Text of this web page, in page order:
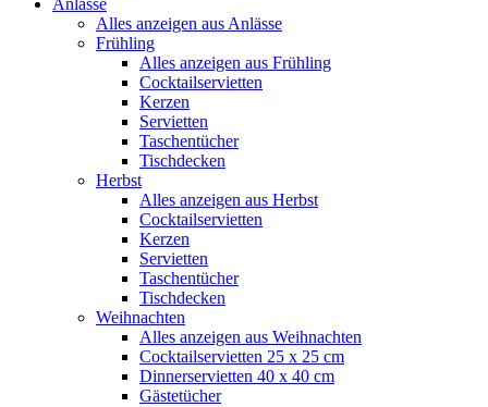
Anlässe
Alles anzeigen aus Anlässe
Frühling
Alles anzeigen aus Frühling
Cocktailservietten
Kerzen
Servietten
Taschentücher
Tischdecken
Herbst
Alles anzeigen aus Herbst
Cocktailservietten
Kerzen
Servietten
Taschentücher
Tischdecken
Weihnachten
Alles anzeigen aus Weihnachten
Cocktailservietten 25 x 25 cm
Dinnerservietten 40 x 40 cm
Gästetücher